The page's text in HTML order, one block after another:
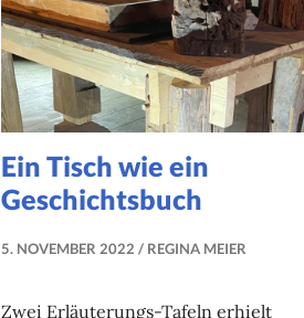
Ein Tisch wie ein
Geschichtsbuch
5. NOVEMBER 2022 REGINA MEIER
Zwei Erläuterungs-Tafeln erhielt